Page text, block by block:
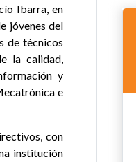
Ibarra, en
jóvenes del
de técnicos
la calidad,
y
e
con
institución